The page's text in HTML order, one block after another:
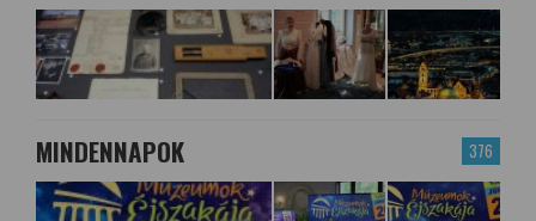
376
MINDENNAPOK